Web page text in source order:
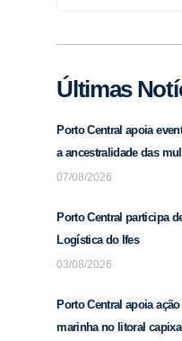
Últimas
Porto Central apoia
a ancestralidade das
07/08/2026
Porto Central participa
Logística do Ifes
03/08/2026
Porto Central apoia
marinha no litoral